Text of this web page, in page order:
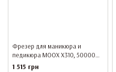
Фрезер для маникюра и
педикюра MOOX X310, 50000
об/мин, 70W, Белый
1 515 грн